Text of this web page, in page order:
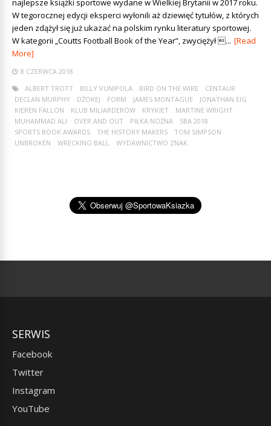
najlepsze książki sportowe wydane w Wielkiej Brytanii w 2017 roku.
W tegorocznej edycji eksperci wyłonili aż dziewięć tytułów, z których
jeden zdążył się już ukazać na polskim rynku literatury sportowej.
W kategorii „Coutts Football Book of the Year”, zwyciężył ... [Read
More]
8 CZERWCA 2018
ALBERT TROTT
BILLY VUNIPOLA BIRD ON THE WIRE
CENTAUR
DECLAN MURPHY
DŻOKEJ FORM JAMES MONTAGUE
JONATHAN EIG
KIEREN FALLON
KLUB MILIARDERÓW KRYKIET
MARTINE WRIGHT
MUHAMMAD ALI
OVER AND OUT PIŁKA NOŻNA
SBA 2018
SPORTS BOOK AWARDS
THE HISTORY MAKERS
TOM SIMPSON
UNBROKEN
WRECKING BALL WYDAWNICTWO ZNAK
SERWIS
Facebook
Twitter
Instagram
YouTube